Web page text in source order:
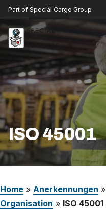
Part of Special Cargo Group
ISO 45001
Home » Anerkennungen »
Organisation » ISO 45001
Special Cargo Group
Special Cargo College
Isologic
Leistungen
Über uns